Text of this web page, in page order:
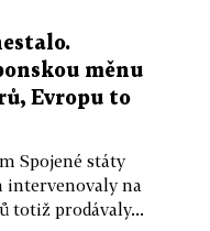
měnu
Evropu to
Spojené státy
intervenovaly na
totiž prodávaly...